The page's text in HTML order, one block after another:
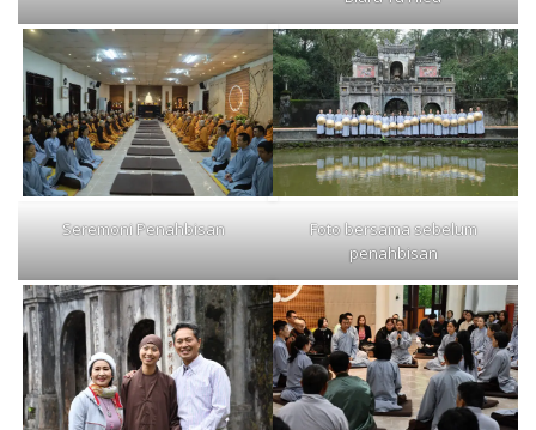
Seremoni Penahbisan
Foto bersama sebelum
penahbisan